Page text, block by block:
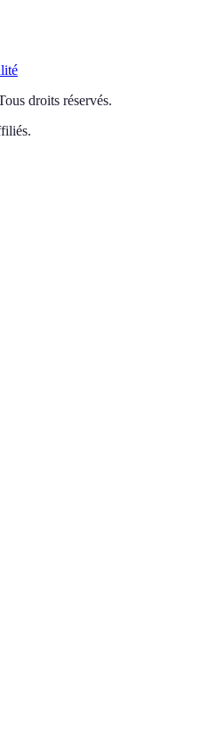
droits réservés.